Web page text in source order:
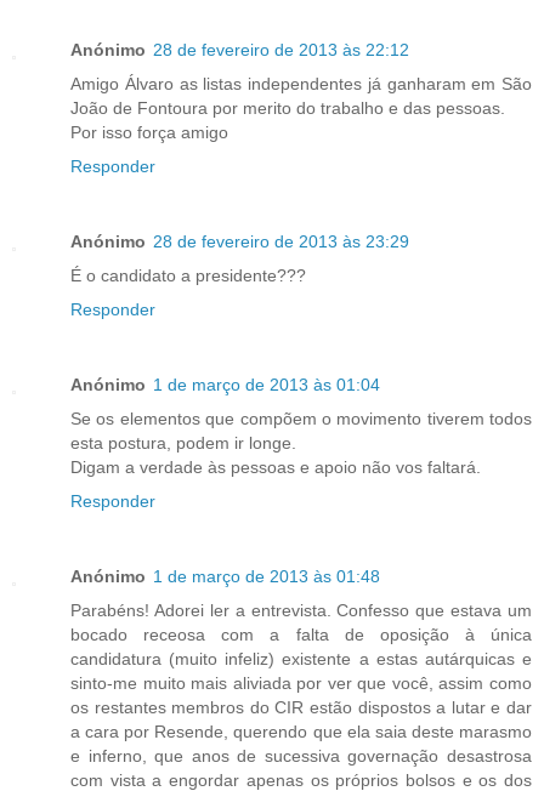
Anónimo 28 de fevereiro de 2013 às 22:12
Amigo Álvaro as listas independentes já ganharam em São
João de Fontoura por merito do trabalho e das pessoas.
Por isso força amigo
Responder
Anónimo 28 de fevereiro de 2013 às 23:29
É o candidato a presidente???
Responder
Anónimo 1 de março de 2013 às 01:04
Se os elementos que compõem o movimento tiverem todos
esta postura, podem ir longe.
Digam a verdade às pessoas e apoio não vos faltará.
Responder
Anónimo 1 de março de 2013 às 01:48
Parabéns! Adorei ler a entrevista. Confesso que estava um
bocado receosa com a falta de oposição à única
candidatura (muito infeliz) existente a estas autárquicas e
sinto-me muito mais aliviada por ver que você, assim como
os restantes membros do CIR estão dispostos a lutar e dar
a cara por Resende, querendo que ela saia deste marasmo
e inferno, que anos de sucessiva governação desastrosa
com vista a engordar apenas os próprios bolsos e os dos